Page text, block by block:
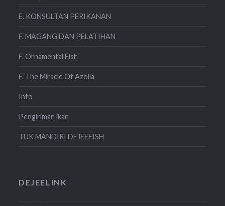
E. KONSULTAN PERIKANAN
F. MAGANG DAN PELATIHAN
F. Ornamental Fish
F. The Miracle Of Azolla
Info
Pengiriman ikan
TUK MANDIRI DEJEEFISH
DEJEELINK